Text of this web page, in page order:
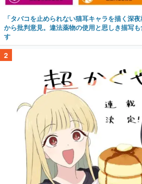
「タバコを止められない猫耳キャラを描く深
から批判意見。違法薬物の使用と思しき描写
す
2